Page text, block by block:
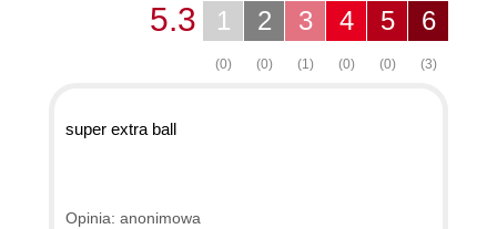
6
(3)
5
(0)
4
(0)
3
(1)
2
(0)
1
(0)
5.3
super extra ball
Opinia: anonimowa